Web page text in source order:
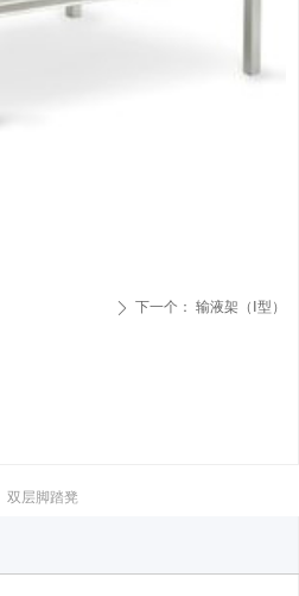
双层脚踏凳
ꄲ 下一个： 输液架（Ⅰ型）